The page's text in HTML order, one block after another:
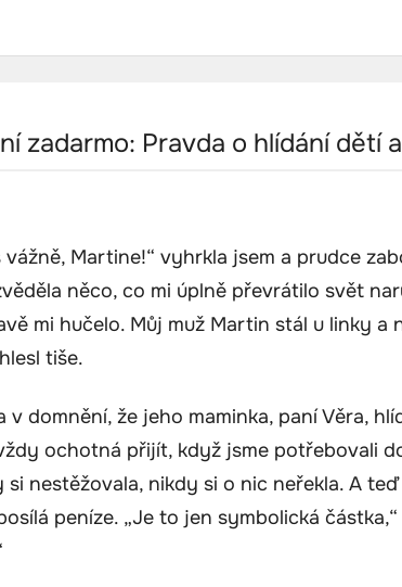
zadarmo: Pravda o hlídání dětí
vážně, Martine!“ vyhrkla jsem a prudce
něco, co mi úplně převrátilo svět
mi hučelo. Můj muž Martin stál u linky a
tiše.
v domnění, že jeho maminka, paní Věra,
ochotná přijít, když jsme potřebovali
nestěžovala, nikdy si o nic neřekla. A
peníze. „Je to jen symbolická